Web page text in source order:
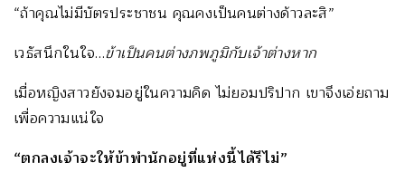
“ถ้าคุณไม่มีบัตรประชาชน คุณคงเป็นคนต่างด้าวละสิ”
เวธัสนึกในใจ…ข้าเป็นคนต่างภพภูมิกับเจ้าต่างหาก
เมื่อหญิงสาวยังจมอยู่ในความคิด ไม่ยอมปริปาก เขาจึงเอ่ยถาม
เพื่อความแน่ใจ
“ตกลงเจ้าจะให้ข้าพำนักอยู่ที่แห่งนี้ได้รึไม่”